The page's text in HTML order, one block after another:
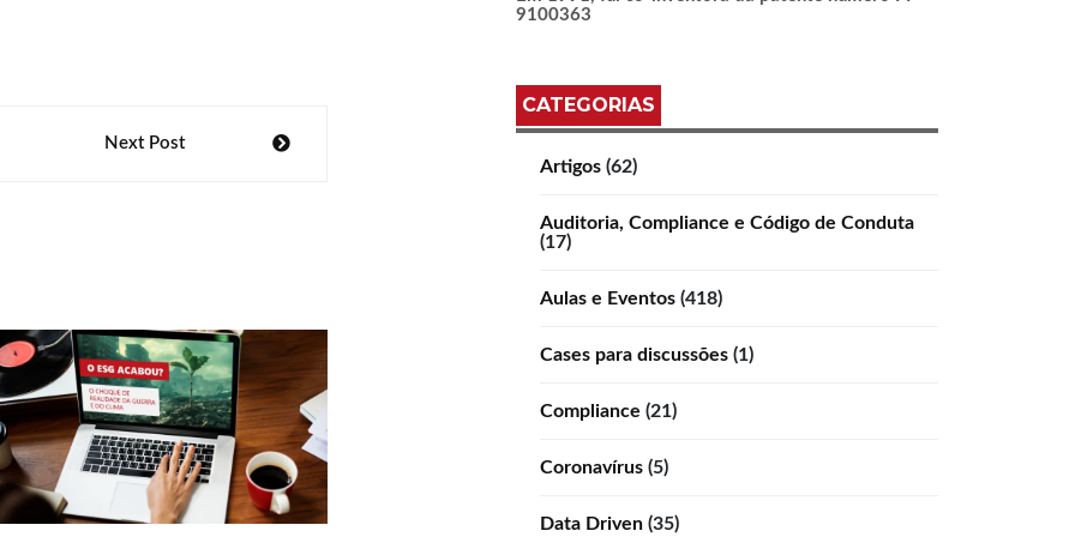
Next Post
9100363
CATEGORIAS
Artigos (62)
Auditoria, Compliance e Código de Conduta
(17)
Aulas e Eventos (418)
Cases para discussões (1)
Compliance (21)
Coronavírus (5)
Data Driven (35)